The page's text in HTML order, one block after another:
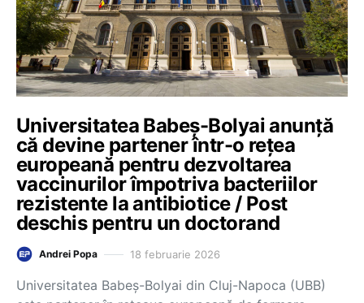
Universitatea Babeș-Bolyai anunță
că devine partener într-o rețea
europeană pentru dezvoltarea
vaccinurilor împotriva bacteriilor
rezistente la antibiotice / Post
deschis pentru un doctorand
Andrei Popa 18 februarie 2026
Universitatea Babeș-Bolyai din Cluj-Napoca (UBB)